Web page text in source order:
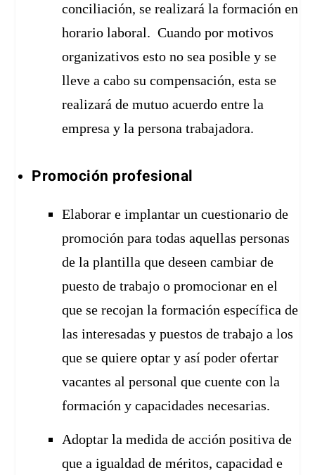
conciliación, se realizará la formación en
horario laboral. Cuando por motivos
organizativos esto no sea posible y se
lleve a cabo su compensación, esta se
realizará de mutuo acuerdo entre la
empresa y la persona trabajadora.
Promoción profesional
Elaborar e implantar un cuestionario de
promoción para todas aquellas personas
de la plantilla que deseen cambiar de
puesto de trabajo o promocionar en el
que se recojan la formación específica de
las interesadas y puestos de trabajo a los
que se quiere optar y así poder ofertar
vacantes al personal que cuente con la
formación y capacidades necesarias.
Adoptar la medida de acción positiva de
que a igualdad de méritos, capacidad e